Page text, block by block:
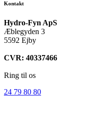
Kontakt
Hydro-Fyn ApS
Æblegyden 3
5592 Ejby
CVR: 40337466
Ring til os
24 79 80 80